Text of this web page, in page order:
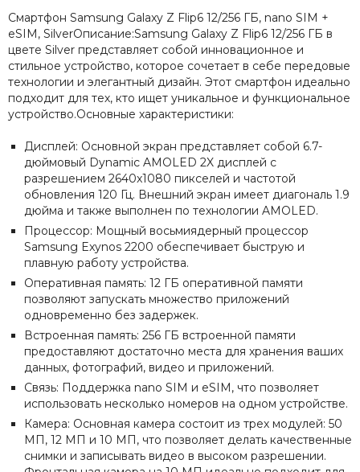
Смартфон Samsung Galaxy Z Flip6 12/256 ГБ, nano SIM +
eSIM, SilverОписание:Samsung Galaxy Z Flip6 12/256 ГБ в
цвете Silver представляет собой инновационное и
стильное устройство, которое сочетает в себе передовые
технологии и элегантный дизайн. Этот смартфон идеально
подходит для тех, кто ищет уникальное и функциональное
устройство.Основные характеристики:
Дисплей: Основной экран представляет собой 6.7-
дюймовый Dynamic AMOLED 2X дисплей с
разрешением 2640x1080 пикселей и частотой
обновления 120 Гц. Внешний экран имеет диагональ 1.9
дюйма и также выполнен по технологии AMOLED.
Процессор: Мощный восьмиядерный процессор
Samsung Exynos 2200 обеспечивает быструю и
плавную работу устройства.
Оперативная память: 12 ГБ оперативной памяти
позволяют запускать множество приложений
одновременно без задержек.
Встроенная память: 256 ГБ встроенной памяти
предоставляют достаточно места для хранения ваших
данных, фотографий, видео и приложений.
Связь: Поддержка nano SIM и eSIM, что позволяет
использовать несколько номеров на одном устройстве.
Камера: Основная камера состоит из трех модулей: 50
МП, 12 МП и 10 МП, что позволяет делать качественные
снимки и записывать видео в высоком разрешении.